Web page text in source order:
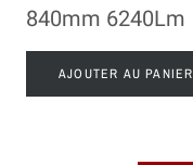
840mm 6240Lm
AJOUTER AU PANIER